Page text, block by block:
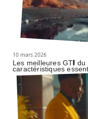
10 mars 2026
Les meilleures GTI
caractéristiques